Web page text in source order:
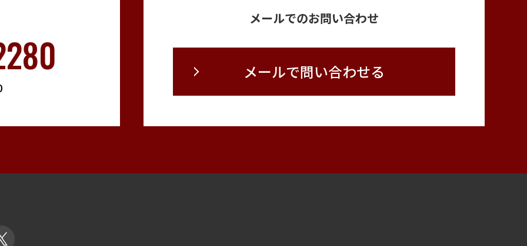
メールでのお問い合わせ
メールで問い合わせる